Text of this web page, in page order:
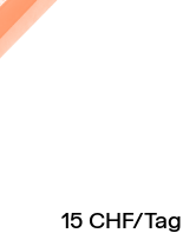
15 CHF/Tag